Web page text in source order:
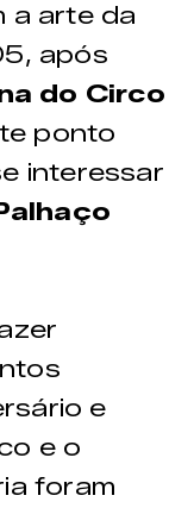
a arte da
após
do Circo
ponto
interessar
e
e o
foram